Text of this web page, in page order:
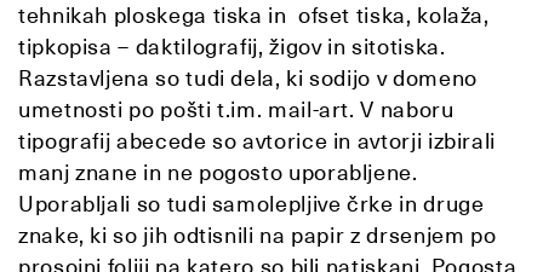
tehnikah ploskega tiska in ofset tiska, kolaža,
tipkopisa – daktilografij, žigov in sitotiska.
Razstavljena so tudi dela, ki sodijo v domeno
umetnosti po pošti t.im. mail-art. V naboru
tipografij abecede so avtorice in avtorji izbirali
manj znane in ne pogosto uporabljene.
Uporabljali so tudi samolepljive črke in druge
znake, ki so jih odtisnili na papir z drsenjem po